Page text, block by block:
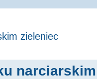
zieleniec